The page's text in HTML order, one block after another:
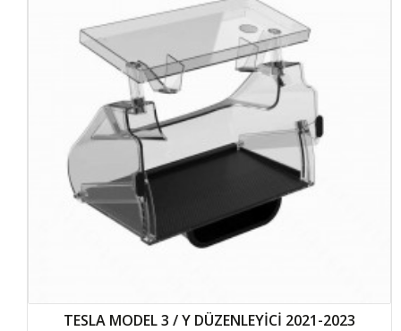
TESLA MODEL 3 / Y DÜZENLEYİCİ 2021-2023